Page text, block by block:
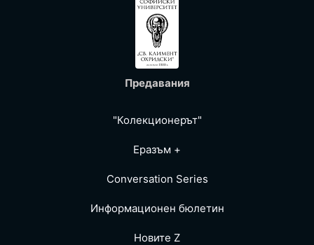
Предавания
"Колекционерът"
Еразъм +
Conversation Series
Информационен бюлетин
Новите Z